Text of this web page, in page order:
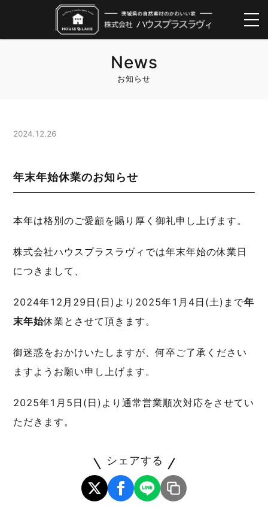
News
お知らせ
2024.12.26
年末年始休業のお知らせ
本年は格別のご愛顧を賜り厚く御礼申し上げます。
株式会社ハウスプラスラヴィでは年末年始の休業日
につきまして、
2024年12月29日(日)より2025年1月4日(土)まで年
末年始休業とさせて頂きます。
御迷惑をおかけいたしますが、何卒ご了承ください
ますようお願い申し上げます。
2025年1月5日(日)より通常営業順次対応をさせてい
ただきます。
シェアする